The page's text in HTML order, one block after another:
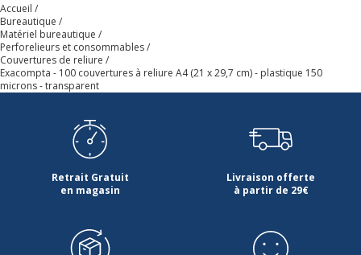
Accueil
Bureautique
Matériel bureautique
Perforelieurs et consommables
Couvertures de reliure
Exacompta - 100 couvertures à reliure A4 (21 x 29,7 cm) - plastique 150
microns - transparent
Retrait Gratuit
en magasin
Livraison offerte
à partir de 29€